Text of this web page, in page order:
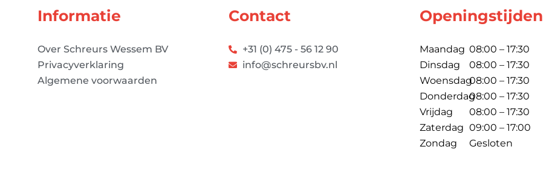
Informatie
Over Schreurs Wessem BV
Privacyverklaring
Algemene voorwaarden
Contact
+31 (0) 475 - 56 12 90
info@schreursbv.nl
Openingstijden
Maandag
Dinsdag
Woensdag
Donderdag
Vrijdag
Zaterdag
Zondag
08:00 – 17:30
08:00 – 17:30
08:00 – 17:30
08:00 – 17:30
08:00 – 17:30
09:00 – 17:00
Gesloten